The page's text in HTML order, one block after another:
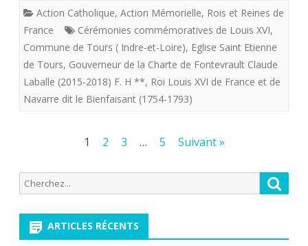
en
le
22
Saint
à
Action Catholique, Action Mémorielle, Rois et Reines de
France
Cérémonies commémoratives de Louis XVI,
Commune de Tours ( Indre-et-Loire), Eglise Saint Etienne
de Tours, Gouverneur de la Charte de Fontevrault Claude
Laballe (2015-2018) F. H **, Roi Louis XVI de France et de
Navarre dit le Bienfaisant (1754-1793)
publications
1 2 3 … 5 Suivant »
Recherche
pour:
ARTICLES RÉCENTS